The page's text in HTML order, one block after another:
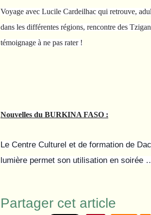
Voyage avec Lucile Cardeilhac qui retrouve,
dans les différentes régions, rencontre des
témoignage à ne pas rater !
Nouvelles du BURKINA FASO :
Le Centre Culturel et de formation de
lumière permet son utilisation en soirée
Partager cet article